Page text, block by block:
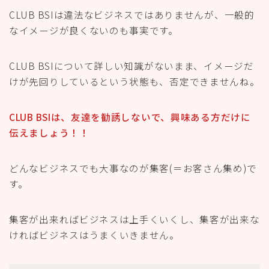
CLUB BSIは違法なビジネスではありませんが、一般的
なイメージが良くないのも事実です。
CLUB BSIについて詳しい知識がないまま、イメージだ
けが先回りしているという状態も、否定できませんね。
CLUB BSIは、友達を勧誘しないで、興味ある方だけに
伝えましょう！！
どんなビジネスでも大事なのが集客(＝お客さん集め)で
す。
集客が出来ればビジネスは上手くいくし、集客が出来な
ければビジネスはうまくいきません。